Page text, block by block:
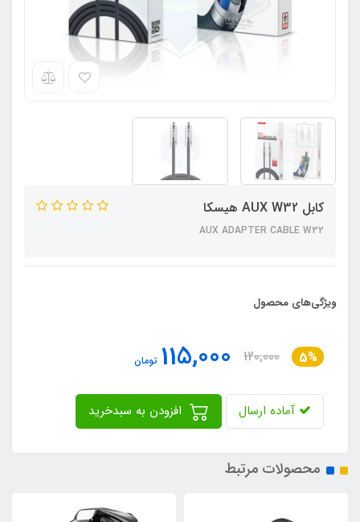
کابل AUX W32 هیسکا
AUX ADAPTER CABLE W32
ویژگی‌های محصول
5%
120,000
115,000 تومان
آماده ارسال
محصولات مرتبط